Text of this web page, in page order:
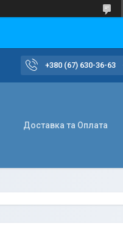
+380 (67) 630-36-63
Доставка та Оплата